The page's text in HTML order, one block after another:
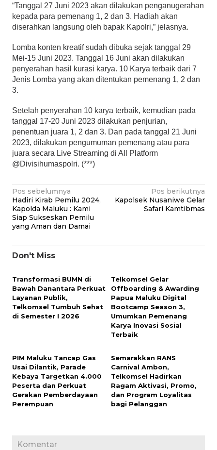
“Tanggal 27 Juni 2023 akan dilakukan penganugerahan
kepada para pemenang 1, 2 dan 3. Hadiah akan
diserahkan langsung oleh bapak Kapolri,” jelasnya.
Lomba konten kreatif sudah dibuka sejak tanggal 29
Mei-15 Juni 2023. Tanggal 16 Juni akan dilakukan
penyerahan hasil kurasi karya. 10 Karya terbaik dari 7
Jenis Lomba yang akan ditentukan pemenang 1, 2 dan
3.
Setelah penyerahan 10 karya terbaik, kemudian pada
tanggal 17-20 Juni 2023 dilakukan penjurian,
penentuan juara 1, 2 dan 3. Dan pada tanggal 21 Juni
2023, dilakukan pengumuman pemenang atau para
juara secara Live Streaming di All Platform
@Divisihumaspolri. (***)
Navigasi
pos
Pos sebelumnya
Hadiri Kirab Pemilu 2024,
Kapolda Maluku : Kami
Siap Sukseskan Pemilu
yang Aman dan Damai
Pos berikutnya
Kapolsek Nusaniwe Gelar
Safari Kamtibmas
Don't Miss
Transformasi BUMN di
Bawah Danantara Perkuat
Layanan Publik,
Telkomsel Tumbuh Sehat
di Semester I 2026
Telkomsel Gelar
Offboarding & Awarding
Papua Maluku Digital
Bootcamp Season 3,
Umumkan Pemenang
Karya Inovasi Sosial
Terbaik
PIM Maluku Tancap Gas
Usai Dilantik, Parade
Kebaya Targetkan 4.000
Peserta dan Perkuat
Gerakan Pemberdayaan
Perempuan
Semarakkan RANS
Carnival Ambon,
Telkomsel Hadirkan
Ragam Aktivasi, Promo,
dan Program Loyalitas
bagi Pelanggan
Komentar